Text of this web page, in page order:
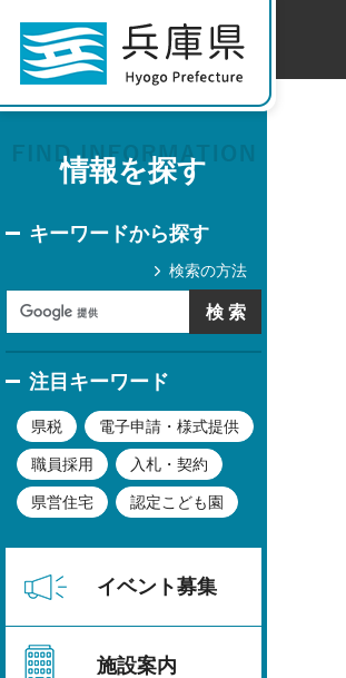
情報を探す
キーワードから探す
検索の方法
注目キーワード
県税 電子申請・様式提供
職員採用 入札・契約
県営住宅 認定こども園
イベント募集
施設案内